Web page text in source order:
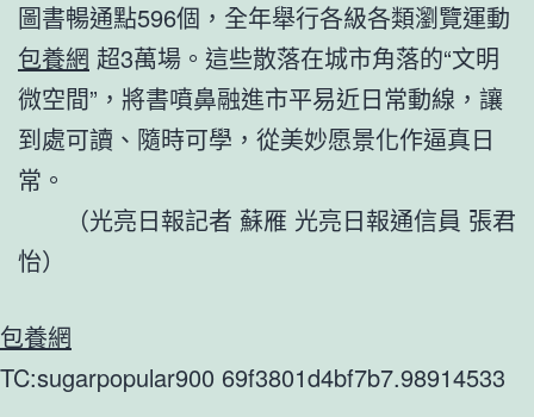
圖書暢通點596個，全年舉行各級各類瀏覽運動
包養網 超3萬場。這些散落在城市角落的“文明
微空間”，將書噴鼻融進市平易近日常動線，讓
到處可讀、隨時可學，從美妙愿景化作逼真日
常。
（光亮日報記者 蘇雁 光亮日報通信員 張君
怡）
包養網
TC:sugarpopular900 69f3801d4bf7b7.98914533